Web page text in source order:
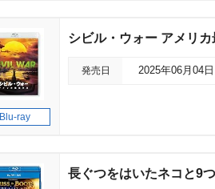
Blu-ray
シビル・ウォー アメリ
発売日 2025年06月04日
長ぐつをはいたネコと9